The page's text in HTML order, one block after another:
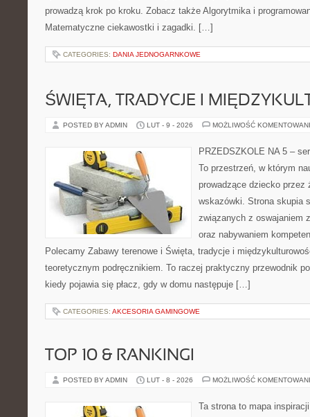
prowadzą krok po kroku. Zobacz także Algorytmika i
Matematyczne ciekawostki i zagadki. […]
CATEGORIES: DANIA JEDNOGARNKOWE
ŚWIĘTA, TRADYCJE I
POSTED BY ADMIN LUT - 9 - 2026 MOŻLIWOŚĆ
PRZEDSZKOLE NA 5 –
To przestrzeń, w którym
prowadzące dziecko przez
wskazówki. Strona skupia
związanych z oswajaniem
oraz nabywaniem
Polecamy Zabawy terenowe i Święta, tradycje i
teoretycznym podręcznikiem. To raczej praktyczny przewodnik
kiedy pojawia się płacz, gdy w domu następuje […]
CATEGORIES: AKCESORIA GAMINGOWE
TOP 10 & RANKINGI
POSTED BY ADMIN LUT - 8 - 2026 MOŻLIWOŚĆ
Ta strona to mapa